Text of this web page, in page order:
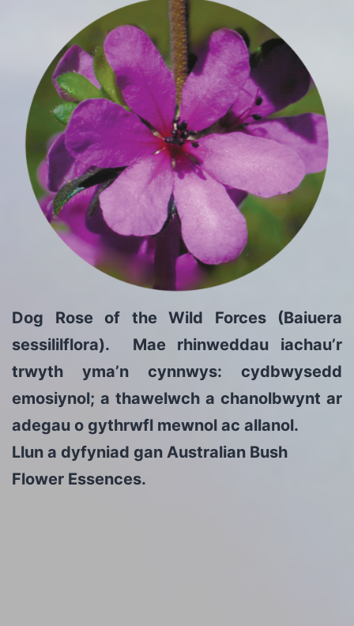
Dog Rose of the Wild Forces (Baiuera
sessililflora). Mae rhinweddau iachau’r
trwyth yma’n cynnwys: cydbwysedd
emosiynol; a thawelwch a chanolbwynt ar
adegau o gythrwfl mewnol ac allanol.
Llun a dyfyniad gan Australian Bush
Flower Essences.